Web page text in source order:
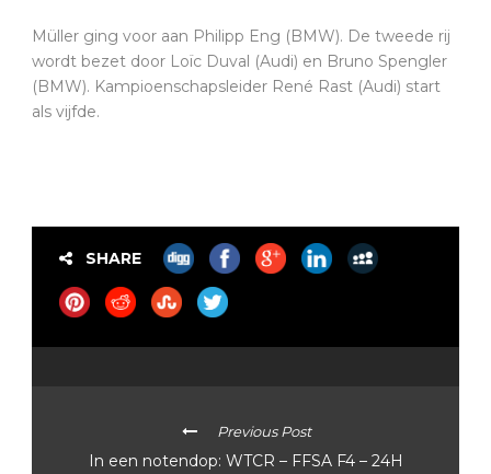
Müller ging voor aan Philipp Eng (BMW). De tweede rij
wordt bezet door Loïc Duval (Audi) en Bruno Spengler
(BMW). Kampioenschapsleider René Rast (Audi) start
als vijfde.
SHARE
Previous Post
In een notendop: WTCR – FFSA F4 – 24H